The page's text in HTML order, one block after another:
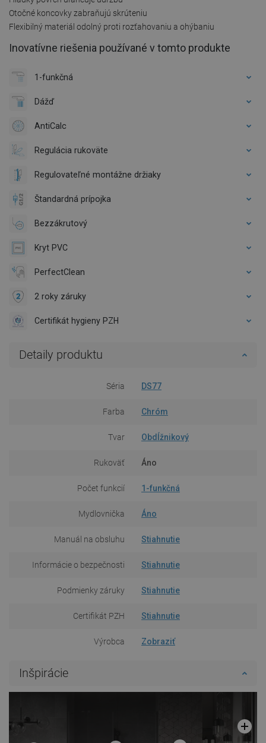
Otočné koncovky zabraňujú skrúteniu
Flexibilný materiál odolný proti rozťahovaniu a ohýbaniu
Inovatívne riešenia používané v tomto produkte
1-funkčná
Dážď
AntiCalc
Regulácia rukoväte
Regulovateľné montážne držiaky
Štandardná prípojka
Bezzákrutový
Kryt PVC
PerfectClean
2 roky záruky
Certifikát hygieny PZH
Detaily produktu
Séria DS77
Farba Chróm
Tvar Obdĺžnikový
Rukoväť Áno
Počet funkcií 1-funkčná
Mydlovnička Áno
Manuál na obsluhu Stiahnutie
Informácie o bezpečnosti Stiahnutie
Podmienky záruky Stiahnutie
Certifikát PZH Stiahnutie
Výrobca Zobraziť
Inšpirácie